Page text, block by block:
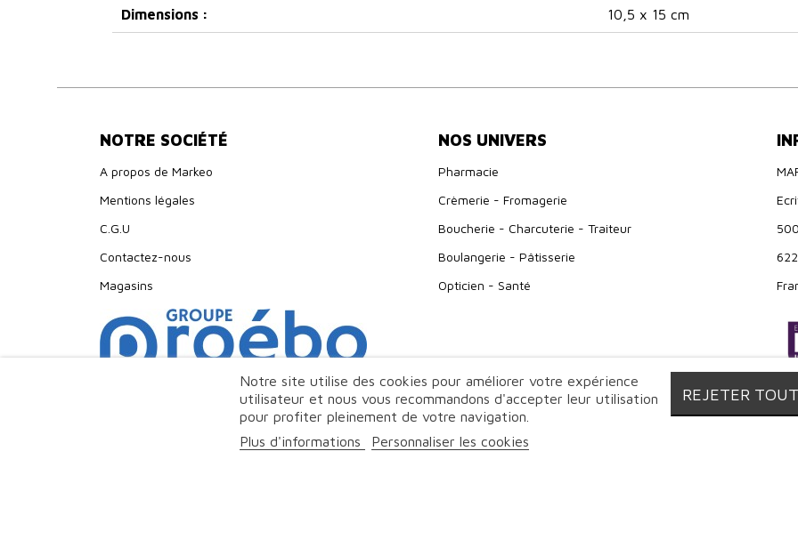
Dimensions : 10,5 x 15 cm
NOTRE SOCIÉTÉ
A propos de Markeo
Mentions légales
C.G.U
Contactez-nous
Magasins
NOS UNIVERS
Pharmacie
Crèmerie - Fromagerie
Boucherie - Charcuterie - Traiteur
Boulangerie - Pâtisserie
Opticien - Santé
Notre site utilise des cookies pour améliorer votre expérience
utilisateur et nous vous recommandons d'accepter leur utilisation
pour profiter pleinement de votre navigation.
Plus d'informations
Personnaliser les cookies
REJETER TOUT
© Markeo - 2026 | Tous droits réservés